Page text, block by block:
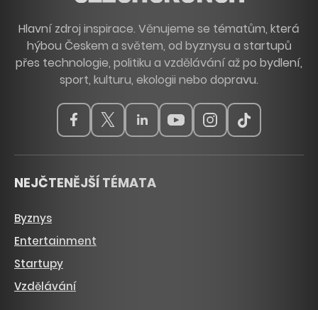
Hlavní zdroj inspirace. Věnujeme se tématům, která
hýbou Českem a světem, od byznysu a startupů
přes technologie, politiku a vzdělávání až po bydlení,
sport, kulturu, ekologii nebo dopravu.
NEJČTENĚJŠÍ TÉMATA
Byznys
Entertainment
Startupy
Vzdělávání